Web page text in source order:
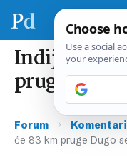
Indijski
pruge
Forum ›
će 83 km pruge Dugo